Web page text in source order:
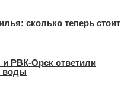
сколько теперь стоит
и РВК-Орск ответили
воды